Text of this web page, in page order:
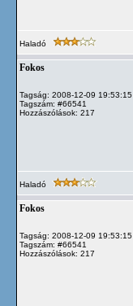
Haladó
Fokos
Tagság: 2008-12-09 19:53:15
Tagszám: #66541
Hozzászólások: 217
Haladó
Fokos
Tagság: 2008-12-09 19:53:15
Tagszám: #66541
Hozzászólások: 217